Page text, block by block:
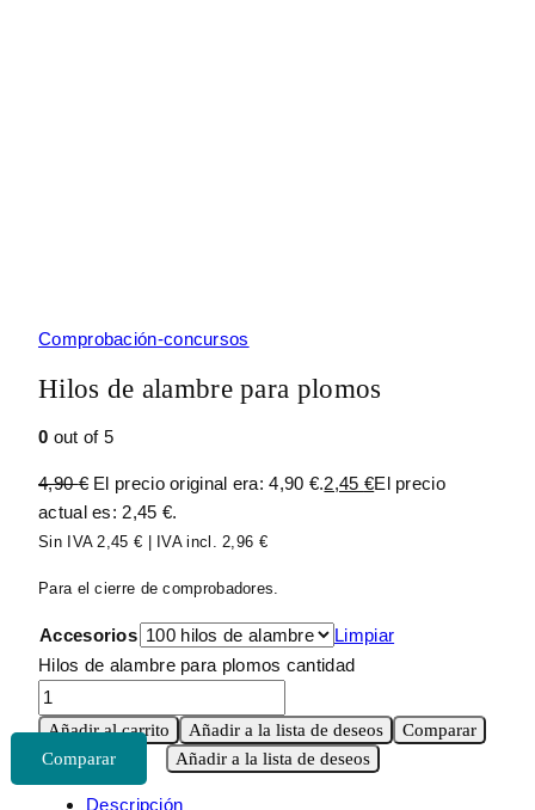
Comprobación-concursos
Hilos de alambre para plomos
0 out of 5
4,90€ El precio original era: 4,90 €.2,45 €El precio
actual es: 2,45 €.
Sin IVA2,45 € | IVA incl.2,96 €
Para el cierre de comprobadores.
Accesorios
Limpiar
Hilos de alambre para plomos cantidad
Añadir al carrito Añadir a la lista de deseos
Comparar
Añadir a la lista de deseos
Descripción